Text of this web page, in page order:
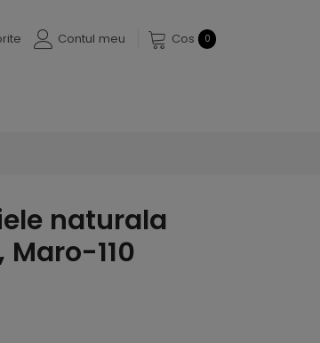
Contul meu Cos 0
naturala
Maro-110